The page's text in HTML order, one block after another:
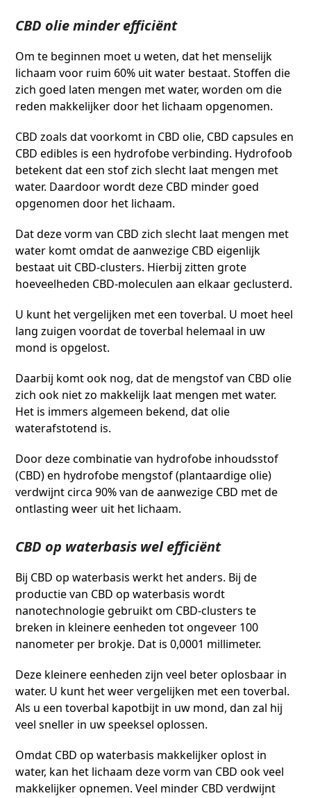
CBD olie minder efficiënt
Om te beginnen moet u weten, dat het menselijk
lichaam voor ruim 60% uit water bestaat. Stoffen die
zich goed laten mengen met water, worden om die
reden makkelijker door het lichaam opgenomen.
CBD zoals dat voorkomt in CBD olie, CBD capsules en
CBD edibles is een hydrofobe verbinding. Hydrofoob
betekent dat een stof zich slecht laat mengen met
water. Daardoor wordt deze CBD minder goed
opgenomen door het lichaam.
Dat deze vorm van CBD zich slecht laat mengen met
water komt omdat de aanwezige CBD eigenlijk
bestaat uit CBD-clusters. Hierbij zitten grote
hoeveelheden CBD-moleculen aan elkaar geclusterd.
U kunt het vergelijken met een toverbal. U moet heel
lang zuigen voordat de toverbal helemaal in uw
mond is opgelost.
Daarbij komt ook nog, dat de mengstof van CBD olie
zich ook niet zo makkelijk laat mengen met water.
Het is immers algemeen bekend, dat olie
waterafstotend is.
Door deze combinatie van hydrofobe inhoudsstof
(CBD) en hydrofobe mengstof (plantaardige olie)
verdwijnt circa 90% van de aanwezige CBD met de
ontlasting weer uit het lichaam.
CBD op waterbasis wel efficiënt
Bij CBD op waterbasis werkt het anders. Bij de
productie van CBD op waterbasis wordt
nanotechnologie gebruikt om CBD-clusters te
breken in kleinere eenheden tot ongeveer 100
nanometer per brokje. Dat is 0,0001 millimeter.
Deze kleinere eenheden zijn veel beter oplosbaar in
water. U kunt het weer vergelijken met een toverbal.
Als u een toverbal kapotbijt in uw mond, dan zal hij
veel sneller in uw speeksel oplossen.
Omdat CBD op waterbasis makkelijker oplost in
water, kan het lichaam deze vorm van CBD ook veel
makkelijker opnemen. Veel minder CBD verdwijnt